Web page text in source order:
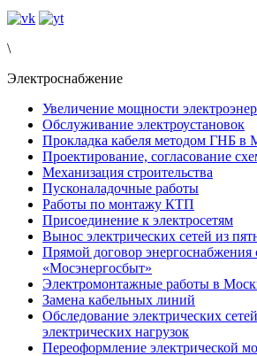
\
Электроснабжение
Увеличение мощности
Обслуживание электроустановок
Прокладка кабеля методом ГНБ в
Проектирование, согласование
Механизация строительства
Пусконаладочные работы
Работы по монтажу КТП
Присоединение к электросетям
Вынос электрических сетей из
Прямой договор
«Мосэнергосбыт»
Электромонтажные работы в
Замена кабельных линий
Обследование электрических
электрических нагрузок
Переоформление электрической